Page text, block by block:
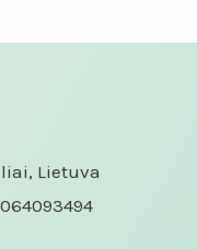
Lietuva